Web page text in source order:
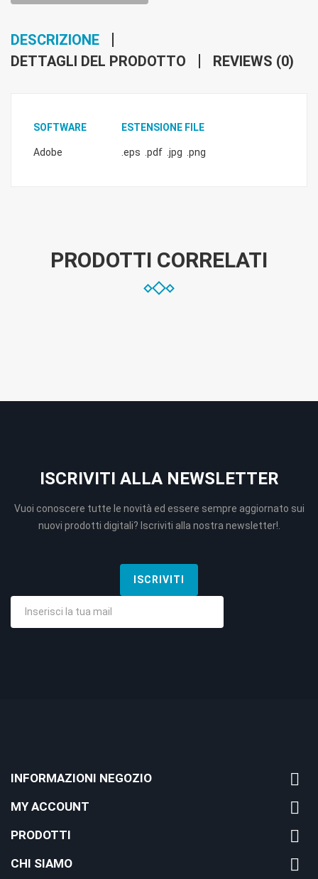
DESCRIZIONE
DETTAGLI DEL PRODOTTO
REVIEWS (0)
SOFTWARE ESTENSION E F ILE
Adobe .eps .pdf .jpg .png
PRODOTTI CORRELATI
ISCRIVITI ALLA NEWSLETTER
Vuoi conoscere tutte le novità ed essere sempre aggiornato sui
nuovi prodotti digitali? Iscriviti alla nostra newsletter!.
INFORMAZIONI NEGOZIO 
MY ACCOUNT 
PRODOTTI 
CHI SIAMO 